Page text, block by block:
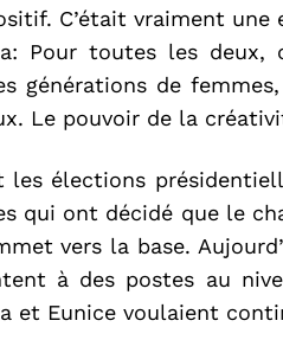
C’était vraiment une
Pour toutes les deux,
générations de
Le pouvoir de la
les élections
qui ont décidé que le
vers la base.
à des postes au
et Eunice voulaient